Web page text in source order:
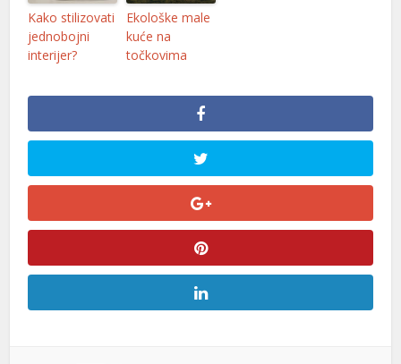
Kako stilizovati
jednobojni
interijer?
Ekološke male
kuće na
točkovima